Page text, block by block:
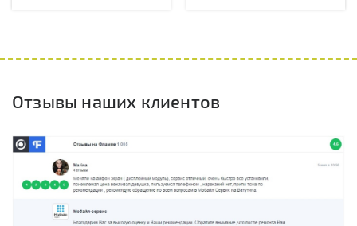
Отзывы наших клиентов